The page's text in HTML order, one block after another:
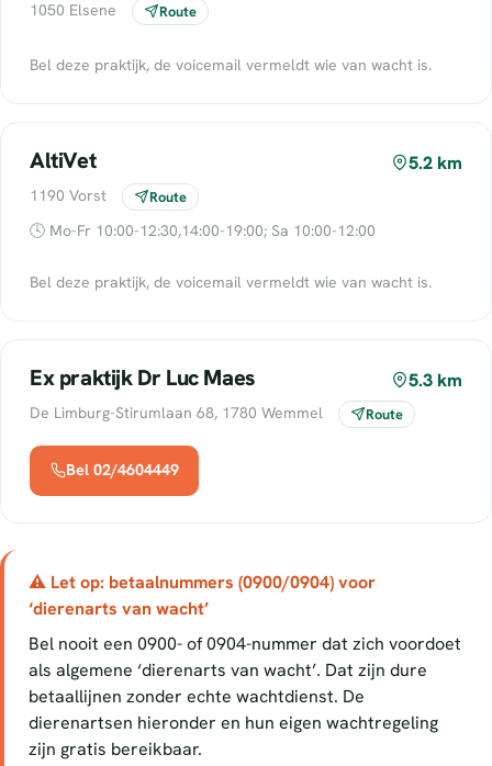
1050 Elsene Route
Bel deze praktijk, de voicemail vermeldt wie van wacht is.
AltiVet 5.2 km
1190 Vorst Route
🕓 Mo-Fr 10:00-12:30,14:00-19:00; Sa 10:00-12:00
Bel deze praktijk, de voicemail vermeldt wie van wacht is.
Ex praktijk Dr Luc Maes 5.3 km
De Limburg-Stirumlaan 68, 1780 Wemmel Route
Bel 02/4604449
⚠ Let op: betaalnummers (0900/0904) voor
‘dierenarts van wacht’
Bel nooit een 0900- of 0904-nummer dat zich voordoet
als algemene ‘dierenarts van wacht’. Dat zijn dure
betaallijnen zonder echte wachtdienst. De
dierenartsen hieronder en hun eigen wachtregeling
zijn gratis bereikbaar.